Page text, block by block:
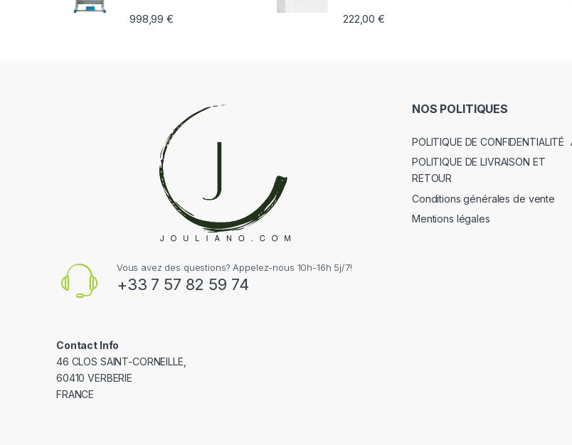
998,99€ 222,00€
Vous avez des questions? Appelez-nous 10h-16h 5j/7!
+33 7 57 82 59 74
Contact Info
46 CLOS SAINT-CORNEILLE,
60410 VERBERIE
FRANCE
NOS POLITIQUES
POLITIQUE DE CONFIDENTIALITÉ
POLITIQUE DE LIVRAISON ET
RETOUR
Conditions générales de vente
Mentions légales